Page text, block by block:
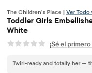
The Children’s Place | Ver Todo
Toddler Girls
White
¡Sé el
Twirl-ready and totally her —